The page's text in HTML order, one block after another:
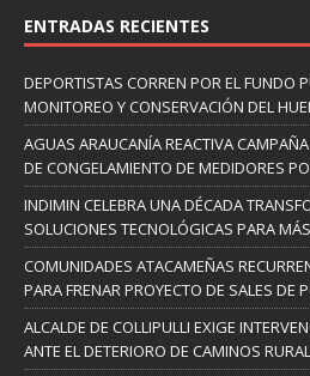
ENTRADAS RECIENTES
DEPORTISTAS CORREN POR EL FUNDO
MONITOREO Y CONSERVACIÓN DEL
AGUAS ARAUCANÍA REACTIVA
DE CONGELAMIENTO DE MEDIDORES
INDIMIN CELEBRA UNA DÉCADA
SOLUCIONES TECNOLÓGICAS PARA
COMUNIDADES ATACAMEÑAS
PARA FRENAR PROYECTO DE SALES DE
ALCALDE DE COLLIPULLI EXIGE
ANTE EL DETERIORO DE CAMINOS